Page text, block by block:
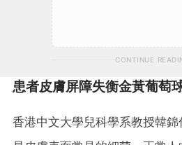
CONTINUE
患者皮膚屏障失衡金黃葡萄
香港中文大學兒科學系教授韓